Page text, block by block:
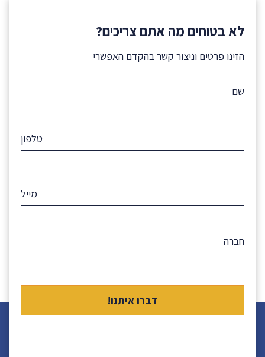
לא בטוחים מה אתם צריכים?
הזינו פרטים וניצור קשר בהקדם האפשרי